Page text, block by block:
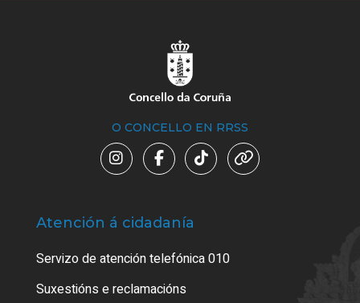
O CONCELLO EN RRSS
Atención á cidadanía
Servizo de atención telefónica 010
Suxestións e reclamacións